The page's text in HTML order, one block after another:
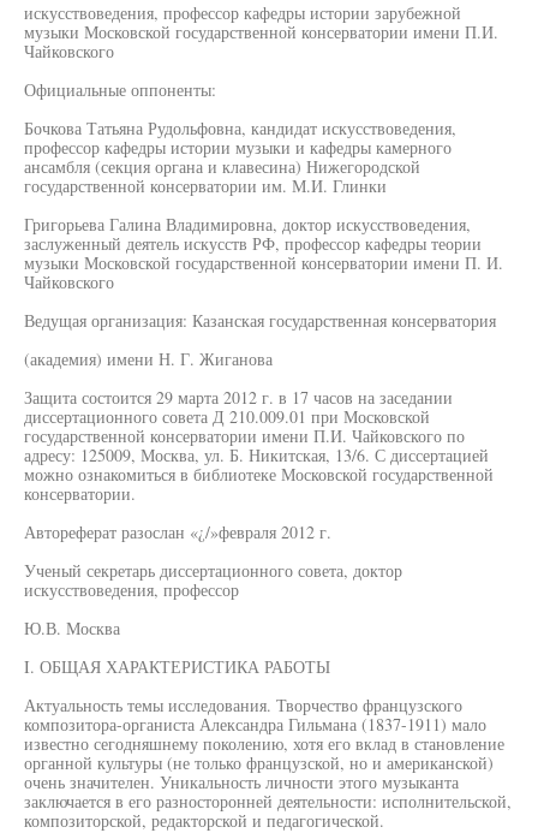
искусствоведения, профессор кафедры истории зарубежной
музыки Московской государственной консерватории имени П.И.
Чайковского
Официальные оппоненты:
Бочкова Татьяна Рудольфовна, кандидат искусствоведения,
профессор кафедры истории музыки и кафедры камерного
ансамбля (секция органа и клавесина) Нижегородской
государственной консерватории им. М.И. Глинки
Григорьева Галина Владимировна, доктор искусствоведения,
заслуженный деятель искусств РФ, профессор кафедры теории
музыки Московской государственной консерватории имени П. И.
Чайковского
Ведущая организация: Казанская государственная консерватория
(академия) имени Н. Г. Жиганова
Защита состоится 29 марта 2012 г. в 17 часов на заседании
диссертационного совета Д 210.009.01 при Московской
государственной консерватории имени П.И. Чайковского по
адресу: 125009, Москва, ул. Б. Никитская, 13/6. С диссертацией
можно ознакомиться в библиотеке Московской государственной
консерватории.
Автореферат разослан «¿/»февраля 2012 г.
Ученый секретарь диссертационного совета, доктор
искусствоведения, профессор
Ю.В. Москва
I. ОБЩАЯ ХАРАКТЕРИСТИКА РАБОТЫ
Актуальность темы исследования. Творчество французского
композитора-органиста Александра Гильмана (1837-1911) мало
известно сегодняшнему поколению, хотя его вклад в становление
органной культуры (не только французской, но и американской)
очень значителен. Уникальность личности этого музыканта
заключается в его разносторонней деятельности: исполнительской,
композиторской, редакторской и педагогической.